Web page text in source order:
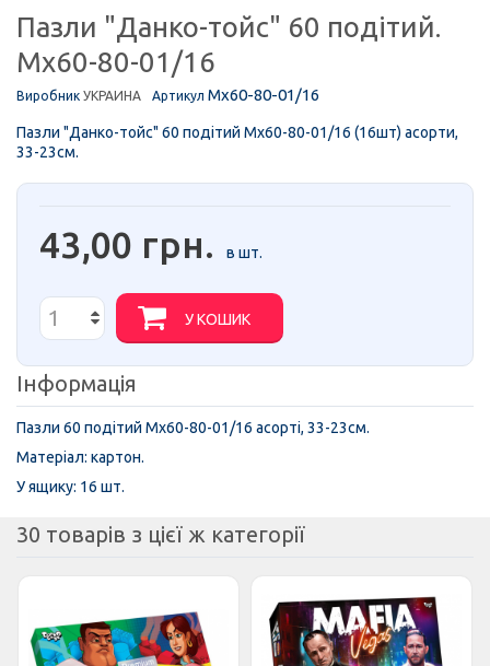
Пазли "Данко-тойс" 60 подітий.
Mx60-80-01/16
Виробник УКРАИНА Артикул Mx60-80-01/16
Пазли "Данко-тойс" 60 подітий Mx60-80-01/16 (16шт) асорти,
33-23см.
43,00 грн. в шт.
У КОШИК
Інформація
Пазли 60 подітий Mx60-80-01/16 асорті, 33-23см.
Матеріал: картон.
У ящику: 16 шт.
30 товарів з цієї ж категорії